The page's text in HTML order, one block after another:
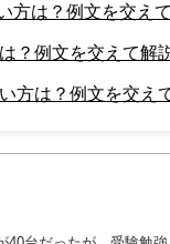
方は？例文を交え
？例文を交えて解
方は？例文を交え